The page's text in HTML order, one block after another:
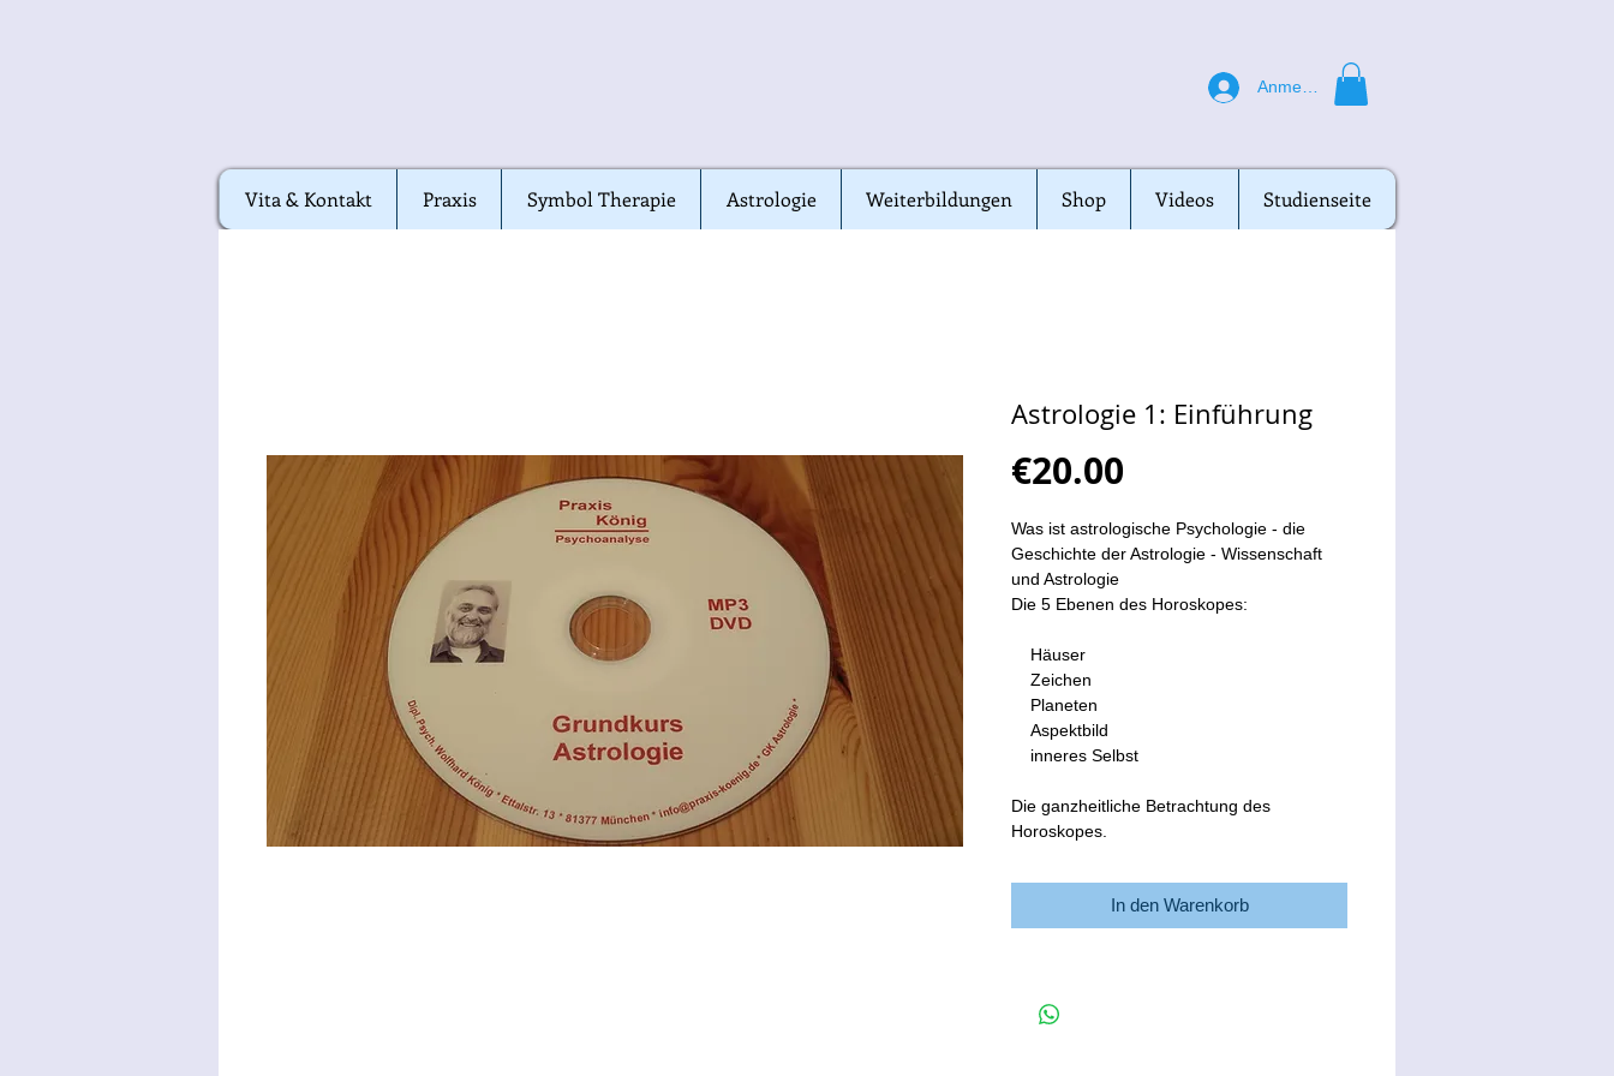
Anmelden
Vita & Kontakt Praxis Symbol Therapie Astrologie Weiterbildungen Shop Videos Studienseite
Vita & Kontakt Praxis Symbol Therapie Astrologie Weiterbildungen Shop Videos Studienseite
Astrologie 1: Einführung
€20.00
Was ist astrologische Psychologie - die
Geschichte der Astrologie - Wissenschaft
und Astrologie
Die 5 Ebenen des Horoskopes:
    Häuser
    Zeichen
    Planeten
    Aspektbild
    inneres Selbst
Die ganzheitliche Betrachtung des
Horoskopes.
In den Warenkorb